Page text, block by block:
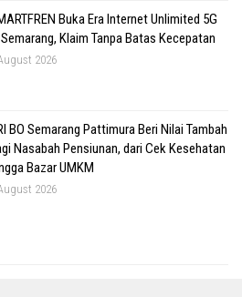
Buka Era Internet Unlimited 5G
Klaim Tanpa Batas Kecepatan
2026
BO Semarang Pattimura Beri Nilai Tambah
Nasabah Pensiunan, dari Cek Kesehatan
Bazar UMKM
2026